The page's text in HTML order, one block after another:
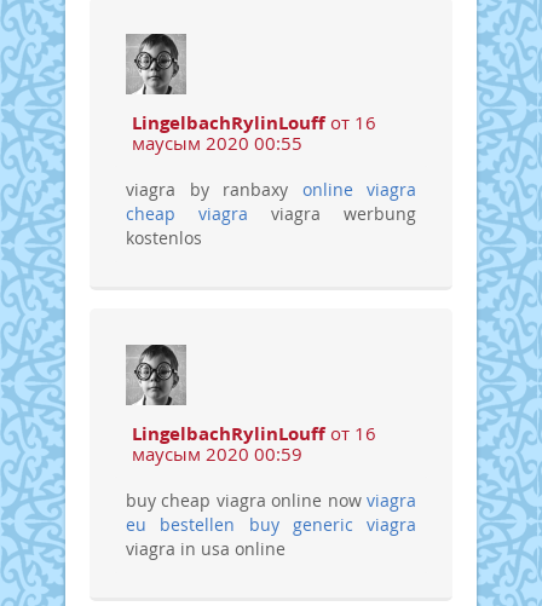
LingelbachRylinLouffот 16
маусым 2020 00:55
viagra by ranbaxy online viagra
cheap viagra viagra werbung
kostenlos
LingelbachRylinLouffот 16
маусым 2020 00:59
buy cheap viagra online now viagra
eu bestellen
buy generic viagra
viagra in usa online